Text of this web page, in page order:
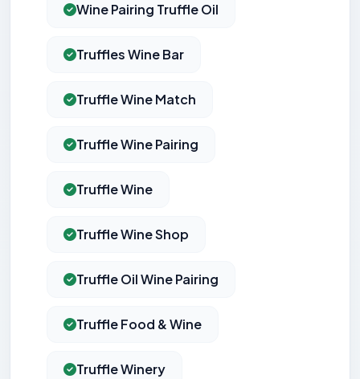
Wine Pairing Truffle Oil
Truffles Wine Bar
Truffle Wine Match
Truffle Wine Pairing
Truffle Wine
Truffle Wine Shop
Truffle Oil Wine Pairing
Truffle Food & Wine
Truffle Winery